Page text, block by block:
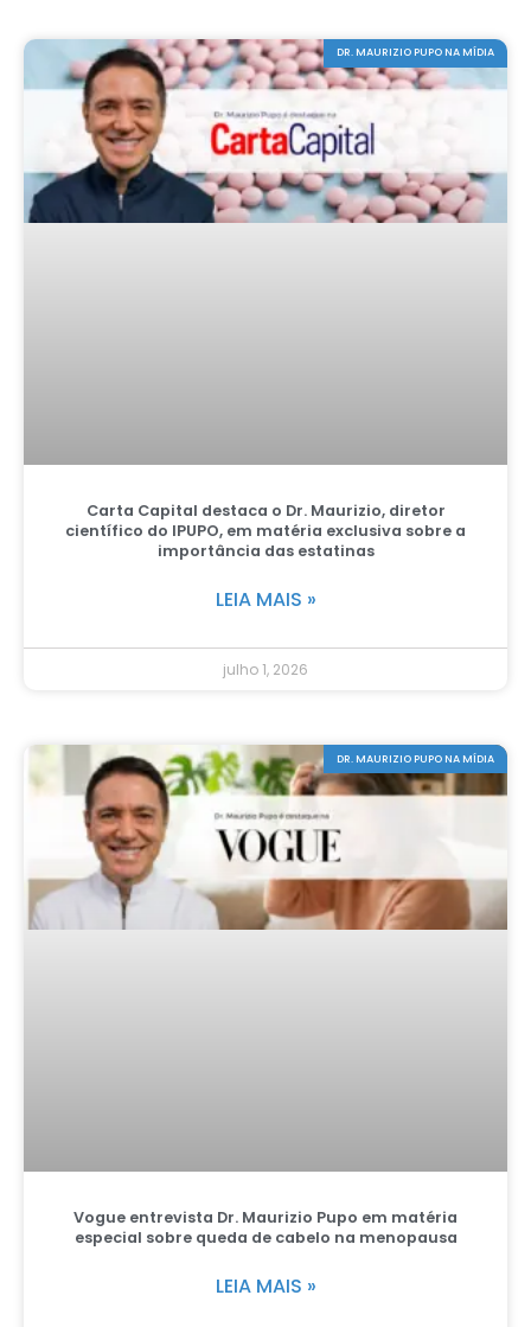
DR. MAURIZIO PUPO NA MÍDIA
Carta Capital destaca o Dr. Maurizio, diretor
científico do IPUPO, em matéria exclusiva sobre a
importância das estatinas
LEIA MAIS »
julho 1, 2026
DR. MAURIZIO PUPO NA MÍDIA
Vogue entrevista Dr. Maurizio Pupo em matéria
especial sobre queda de cabelo na menopausa
LEIA MAIS »